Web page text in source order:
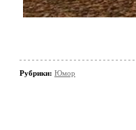
Рубрики: Юмор